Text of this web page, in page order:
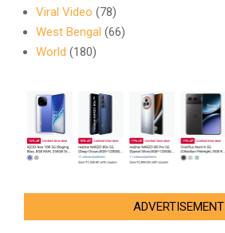
Viral Video (78)
West Bengal (66)
World (180)
ADVERTISEMENT